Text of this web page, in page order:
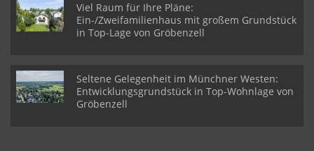
Viel Raum für Ihre Pläne:
Ein-/Zweifamilienhaus mit großem Grundstück
in Top-Lage von Gröbenzell
Seltene Gelegenheit im Münchner Westen:
Entwicklungsgrundstück in Top-Wohnlage von
Gröbenzell